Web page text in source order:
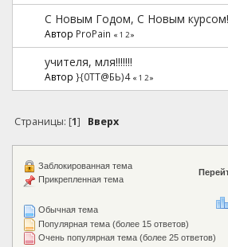
С Новым Годом, С Новым курсом!
Автор ProPain « 1 2»
учителя, мля!!!!!!!
Автор }{0TT@БЬ)4 « 1 2»
Страницы: [1] Вверх
Обычная тема
Популярная тема (более 15 ответов)
Очень популярная тема (более 25 ответов)
Заблокированная тема
Прикрепленная тема